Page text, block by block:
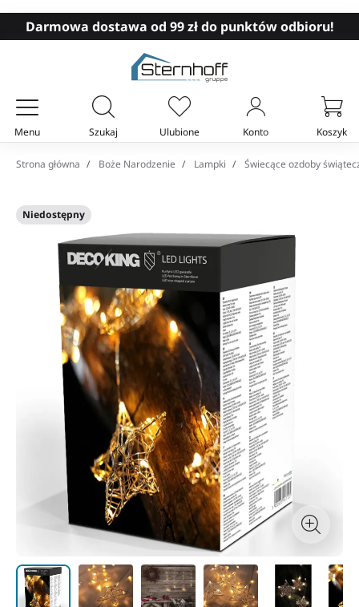
Darmowa dostawa od 99 zł do punktów odbioru!
Menu Szukaj Ulubione Konto Koszyk
Twój koszyk
Strona główna Boże Narodzenie Lampki Świecące ozdoby
Niedostępny